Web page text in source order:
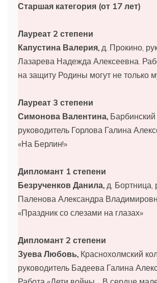
Старшая категория (от 17 лет)
Лауреат 2 степени
Капустина Валерия, д. Прокино,
Лазарева Надежда Алексеевна.
на защиту Родины могут не только
Лауреат 3 степени
Симонова Валентина,
руководитель Горлова Галина
«На Берлин!»
Дипломант 1 степени
Безрученков Данила, д. Бортница,
Паленова Александра
«Праздник со слезами на глазах»
Дипломант 2 степени
Зуева Любовь, Краснохолмский
руководитель Бадеева Галина